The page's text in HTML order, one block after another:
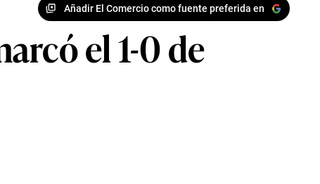
Añadir El Comercio como fuente preferida en
el 1-0 de